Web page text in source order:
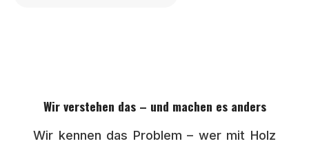
Wir verstehen das – und machen es anders
Wir kennen das Problem – wer mit Holz